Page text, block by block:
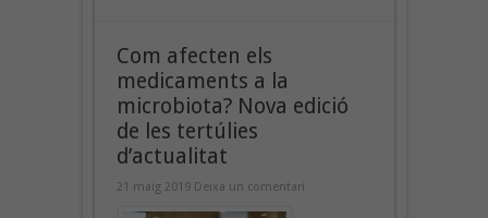
Com afecten els
medicaments a la
microbiota? Nova edició
de les tertúlies
d’actualitat
21 maig 2019 Deixa un comentari